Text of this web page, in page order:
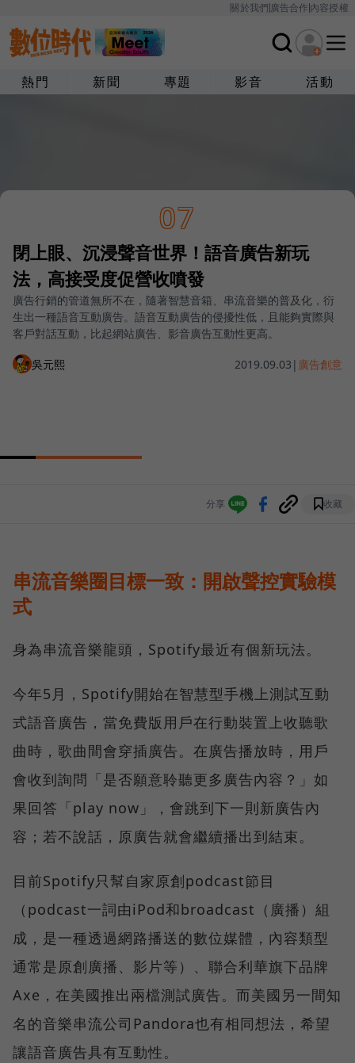
關於我們廣告合作內容授權
熱門 新聞 專題 影音 活動
07
閉上眼、沉浸聲音世界！語音廣告新玩
法，高接受度促營收噴發
廣告行銷的管道無所不在，隨著智慧音箱、串流音樂的普及化，衍
生出一種語音互動廣告。語音互動廣告的侵擾性低，且能夠實際與
客戶對話互動，比起網站廣告、影音廣告互動性更高。
吳元熙 2019.09.03 | 廣告創意
分享 收藏
串流音樂圈目標一致：開啟聲控實驗模
式
身為串流音樂龍頭，Spotify最近有個新玩法。
今年5月，Spotify開始在智慧型手機上測試互動
式語音廣告，當免費版用戶在行動裝置上收聽歌
曲時，歌曲間會穿插廣告。在廣告播放時，用戶
會收到詢問「是否願意聆聽更多廣告內容？」如
果回答「play now」，會跳到下一則新廣告內
容；若不說話，原廣告就會繼續播出到結束。
目前Spotify只幫自家原創podcast節目
（podcast一詞由iPod和broadcast（廣播）組
成，是一種透過網路播送的數位媒體，內容類型
通常是原創廣播、影片等）、聯合利華旗下品牌
Axe，在美國推出兩檔測試廣告。而美國另一間知
名的音樂串流公司Pandora也有相同想法，希望
讓語音廣告具有互動性。